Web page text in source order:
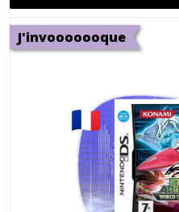
Nintendo DS
J'invooooooque